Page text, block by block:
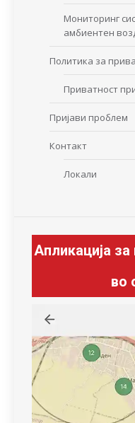
Мониторинг
амбиентен
Политика за
Приватност
Пријави проблем
Контакт
Локали
Апликација
во